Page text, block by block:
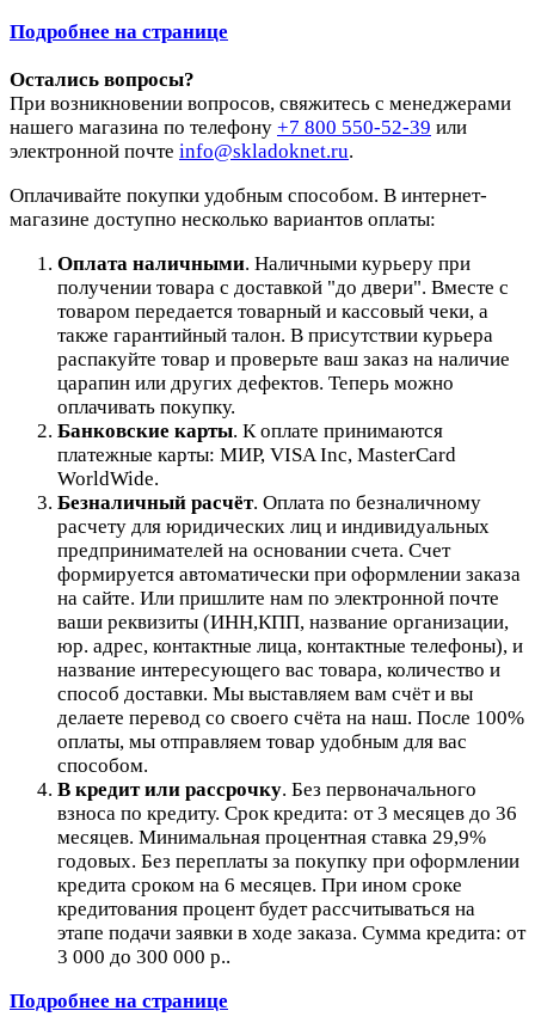
Подробнее на странице
Остались вопросы?
При возникновении вопросов, свяжитесь с менеджерами
нашего магазина по телефону +7 800 550-52-39 или
электронной почте info@skladoknet.ru.
Оплачивайте покупки удобным способом. В интернет-
магазине доступно несколько вариантов оплаты:
Оплата наличными. Наличными курьеру при
получении товара с доставкой "до двери". Вместе с
товаром передается товарный и кассовый чеки, а
также гарантийный талон. В присутствии курьера
распакуйте товар и проверьте ваш заказ на наличие
царапин или других дефектов. Теперь можно
оплачивать покупку.
Банковские карты. К оплате принимаются
платежные карты: МИР, VISA Inc, MasterCard
WorldWide.
Безналичный расчёт. Оплата по безналичному
расчету для юридических лиц и индивидуальных
предпринимателей на основании счета. Счет
формируется автоматически при оформлении заказа
на сайте. Или пришлите нам по электронной почте
ваши реквизиты (ИНН,КПП, название организации,
юр. адрес, контактные лица, контактные телефоны), и
название интересующего вас товара, количество и
способ доставки. Мы выставляем вам счёт и вы
делаете перевод со своего счёта на наш. После 100%
оплаты, мы отправляем товар удобным для вас
способом.
В кредит или рассрочку. Без первоначального
взноса по кредиту. Срок кредита: от 3 месяцев до 36
месяцев. Минимальная процентная ставка 29,9%
годовых. Без переплаты за покупку при оформлении
кредита сроком на 6 месяцев. При ином сроке
кредитования процент будет рассчитываться на
этапе подачи заявки в ходе заказа. Сумма кредита: от
3 000 до 300 000 р..
Подробнее на странице